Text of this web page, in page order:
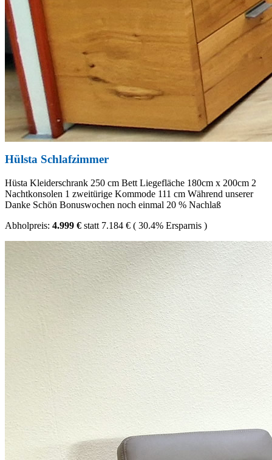
Hülsta Schlafzimmer
Hüsta Kleiderschrank 250 cm Bett Liegefläche 180cm x 200cm 2
Nachtkonsolen 1 zweitürige Kommode 111 cm Während unserer
Danke Schön Bonuswochen noch einmal 20 % Nachlaß
Abholpreis: 4.999 € statt 7.184 € ( 30.4% Ersparnis )